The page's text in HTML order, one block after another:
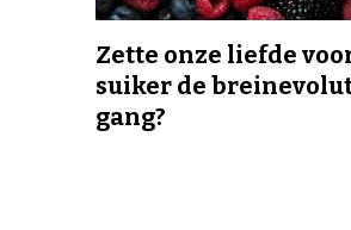
Zette onze liefde
suiker de
gang?